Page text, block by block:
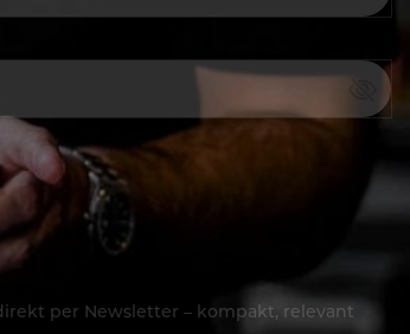
per Newsletter – kompakt, relevant